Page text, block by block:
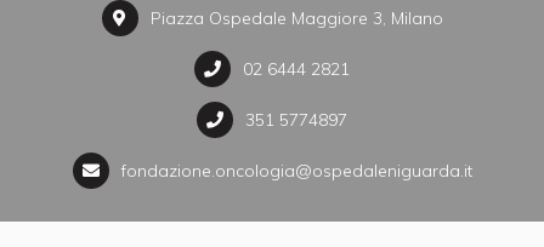
Piazza Ospedale Maggiore 3, Milano
02 6444 2821
351 5774897
fondazione.oncologia@ospedaleniguarda.it